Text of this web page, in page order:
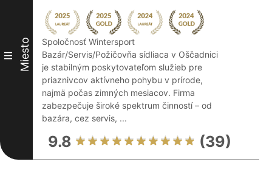
III Miesto
Spoločnosť Wintersport
Bazár/Servis/Požičovňa sídliaca v Oščadnici
je stabilným poskytovateľom služieb pre
priaznivcov aktívneho pohybu v prírode,
najmä počas zimných mesiacov. Firma
zabezpečuje široké spektrum činností – od
bazára, cez servis, ...
9.8 (39)